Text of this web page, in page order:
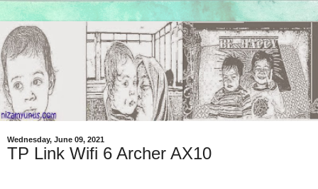
Wednesday, June 09, 2021
TP Link Wifi 6 Archer AX10